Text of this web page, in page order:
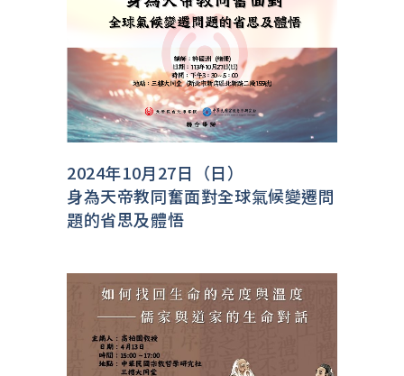
2024年10月27日（日）
身為天帝教同奮面對全球氣候變遷問
題的省思及體悟